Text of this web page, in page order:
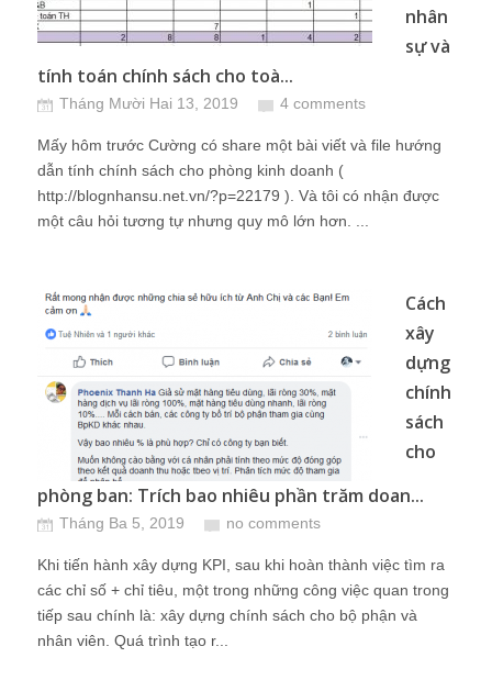
nhân
sự và
tính toán chính sách cho toà...
Tháng Mười Hai 13, 2019 4 comments
Mấy hôm trước Cường có share một bài viết và file hướng
dẫn tính chính sách cho phòng kinh doanh (
http://blognhansu.net.vn/?p=22179 ). Và tôi có nhận được
một câu hỏi tương tự nhưng quy mô lớn hơn. ...
Cách
xây
dựng
chính
sách
cho
phòng ban: Trích bao nhiêu phần trăm doan...
Tháng Ba 5, 2019 no comments
Khi tiến hành xây dựng KPI, sau khi hoàn thành việc tìm ra
các chỉ số + chỉ tiêu, một trong những công việc quan trong
tiếp sau chính là: xây dựng chính sách cho bộ phận và
nhân viên. Quá trình tạo r...